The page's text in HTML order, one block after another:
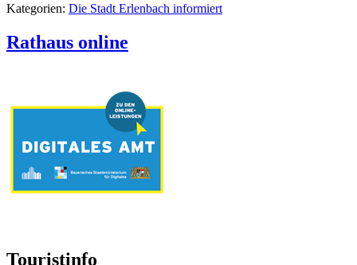
Kategorien: Die Stadt Erlenbach informiert
Rathaus online
Touristinfo